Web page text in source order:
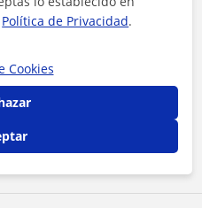
ahora
Política de Privacidad.
Cookies